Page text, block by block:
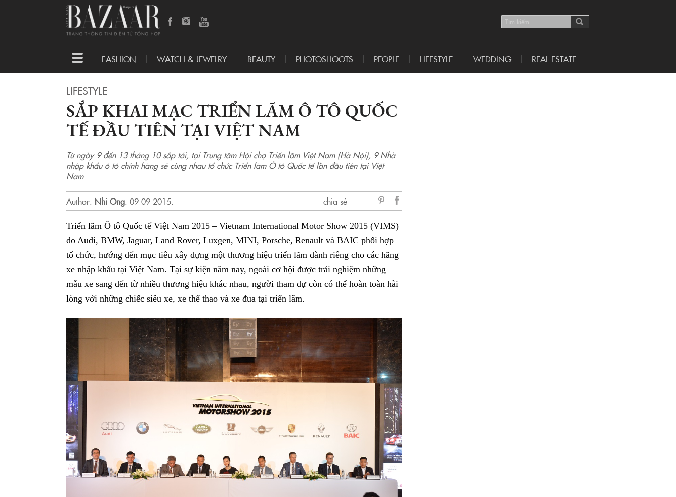
Toggle
navigation
FASHION WATCH & JEWELRY BEAUTY PHOTOSHOOTS PEOPLE LIFESTYLE WEDDING REAL ESTATE
LIFESTYLE
SẮP KHAI MẠC TRIỂN LÃM Ô TÔ QUỐC
TẾ ĐẦU TIÊN TẠI VIỆT NAM
Từ ngày 9 đến 13 tháng 10 sắp tới, tại Trung tâm Hội chợ Triển lãm Việt Nam (Hà Nội), 9 Nhà
nhập khẩu ô tô chính hãng sẽ cùng nhau tổ chức Triển lãm Ô tô Quốc tế lần đầu tiên tại Việt
Nam
Author: Nhi Ong. 09-09-2015.
chia sẻ
Facebook
Triển lãm Ô tô Quốc tế Việt Nam 2015 – Vietnam International Motor Show 2015 (VIMS)
do Audi, BMW, Jaguar, Land Rover, Luxgen, MINI, Porsche, Renault và BAIC phối hợp
tổ chức, hướng đến mục tiêu xây dựng một thương hiệu triển lãm dành riêng cho các hãng
xe nhập khẩu tại Việt Nam. Tại sự kiện năm nay, ngoài cơ hội được trải nghiệm những
mẫu xe sang đến từ nhiều thương hiệu khác nhau, người tham dự còn có thể hoàn toàn hài
lòng với những chiếc siêu xe, xe thể thao và xe đua tại triển lãm.